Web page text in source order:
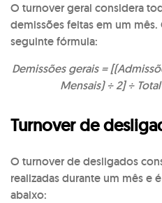
O turnover geral considera
demissões feitas em um
seguinte fórmula:
Demissões gerais =
Mensais) ÷ 2] ÷
Turnover de
O turnover de desligados
realizadas durante um mês e
abaixo: